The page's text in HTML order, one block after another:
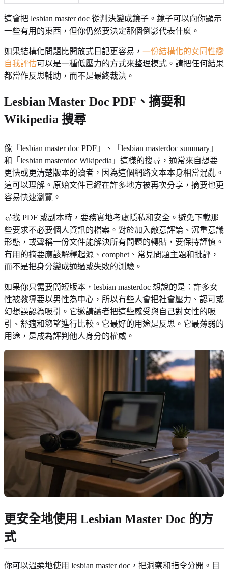
這會把 lesbian master doc 從判決變成鏡子。鏡子可以向你顯示
一些有用的東西，但你仍然要決定那個倒影代表什麼。
如果結構化問題比開放式日記更容易， 一份結構化的女同性戀
自我評估可以是一種低壓力的方式來整理模式。請把任何結果
都當作反思輔助，而不是最終裁決。
Lesbian Master Doc PDF、摘要和
Wikipedia 搜尋
像「lesbian master doc PDF」、「lesbian masterdoc summary」
和「lesbian masterdoc Wikipedia」這樣的搜尋，通常來自想要
更快或更清楚版本的讀者，因為這個網路文本本身相當混亂。
這可以理解。原始文件已經在許多地方被再次分享，摘要也更
容易快速瀏覽。
尋找 PDF 或副本時，要務實地考慮隱私和安全。避免下載那
些要求不必要個人資訊的檔案。對於加入敵意評論、沉重意識
形態，或聲稱一份文件能解決所有問題的轉貼，要保持謹慎。
有用的摘要應該解釋起源、comphet、常見問題主題和批評，
而不是把身分變成通過或失敗的測驗。
如果你只需要簡短版本，lesbian masterdoc 想說的是：許多女
性被教導要以男性為中心，所以有些人會把社會壓力、認可或
幻想誤認為吸引。它邀請讀者把這些感受與自己對女性的吸
引、舒適和慾望進行比較。它最好的用途是反思。它最薄弱的
用途，是成為評判他人身分的權威。
更安全地使用 Lesbian Master Doc 的方
式
你可以溫柔地使用 lesbian master doc，把洞察和指令分開。目